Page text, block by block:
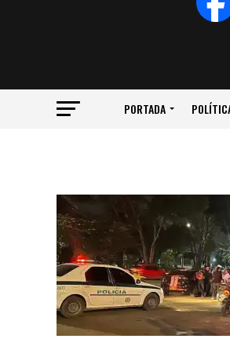
PORTADA